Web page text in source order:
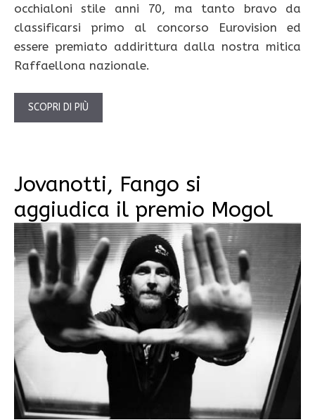
occhialoni stile anni 70, ma tanto bravo da
classificarsi primo al concorso Eurovision ed
essere premiato addirittura dalla nostra mitica
Raffaellona nazionale.
SCOPRI DI PIÙ
Jovanotti, Fango si
aggiudica il premio Mogol